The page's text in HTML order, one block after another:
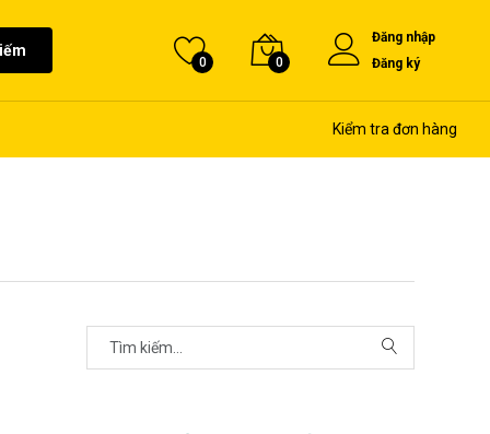
0 0
Đăng nhập
Đăng ký
Kiểm tra đơn hàng